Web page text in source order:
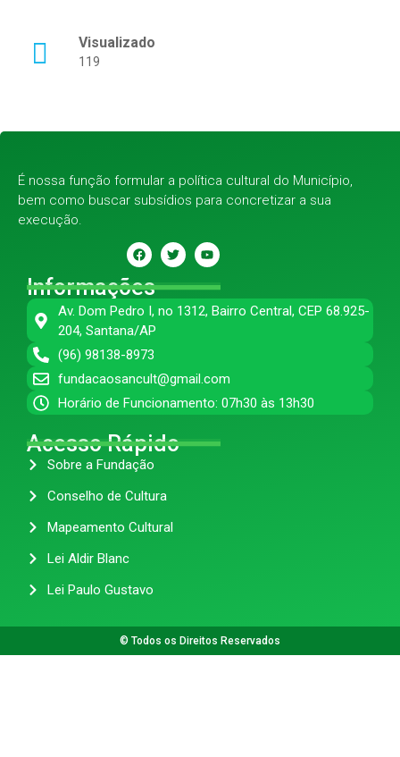
Visualizado
119
É nossa função formular a política cultural do Município,
bem como buscar subsídios para concretizar a sua
execução.
Informações
Av. Dom Pedro I, no 1312, Bairro Central, CEP 68.925-
204, Santana/AP
(96) 98138-8973
fundacaosancult@gmail.com
Horário de Funcionamento: 07h30 às 13h30
Acesso Rápido
Sobre a Fundação
Conselho de Cultura
Mapeamento Cultural
Lei Aldir Blanc
Lei Paulo Gustavo
© Todos os Direitos Reservados